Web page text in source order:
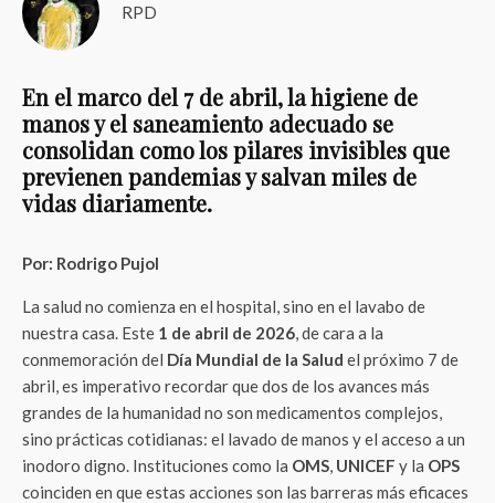
RPD
En el marco del 7 de abril, la higiene de
manos y el saneamiento adecuado se
consolidan como los pilares invisibles que
previenen pandemias y salvan miles de
vidas diariamente.
Por: Rodrigo Pujol
La salud no comienza en el hospital, sino en el lavabo de
nuestra casa. Este 1 de abril de 2026, de cara a la
conmemoración del Día Mundial de la Salud el próximo 7 de
abril, es imperativo recordar que dos de los avances más
grandes de la humanidad no son medicamentos complejos,
sino prácticas cotidianas: el lavado de manos y el acceso a un
inodoro digno. Instituciones como la OMS, UNICEF y la OPS
coinciden en que estas acciones son las barreras más eficaces